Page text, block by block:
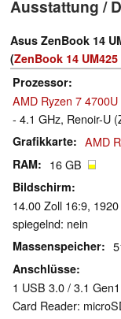
Ausstattung /
Asus ZenBook 14
(ZenBook 14
Prozessor
AMD Ryzen 7 4700U
- 4.1 GHz, Renoir-U
Grafikkarte AMD
RAM 16 GB
Bildschirm
14.00 Zoll 16:9,
spiegelnd: nein
Massenspeicher
Anschlüsse
1 USB 3.0 / 3.1
Card Reader: